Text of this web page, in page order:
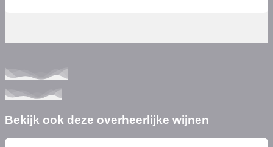
Bekijk ook deze overheerlijke wijnen